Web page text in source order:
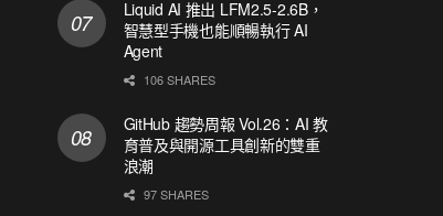
Liquid AI 推出 LFM2.5-2.6B，
智慧型手機也能順暢執行 AI
Agent
106 SHARES
GitHub 趨勢周報 Vol.26：AI 教
育普及與開源工具創新的雙重
浪潮
97 SHARES